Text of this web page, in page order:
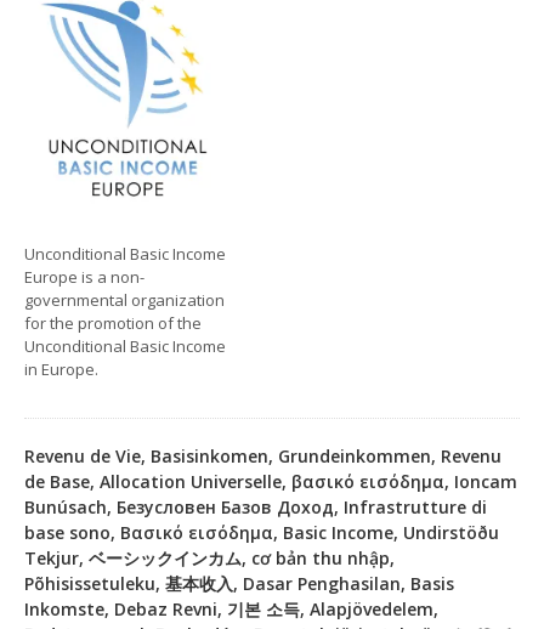
Unconditional Basic Income
Europe is a non-
governmental organization
for the promotion of the
Unconditional Basic Income
in Europe.
Revenu de Vie, Basisinkomen, Grundeinkommen, Revenu
de Base, Allocation Universelle, βασικό εισόδημα, Ioncam
Bunúsach, Безусловен Базов Доход, Infrastrutture di
base sono, Βασικό εισόδημα, Basic Income, Undirstöðu
Tekjur, ベーシックインカム, cơ bản thu nhập,
Põhisissetuleku, 基本收入, Dasar Penghasilan, Basis
Inkomste, Debaz Revni, 기본 소득, Alapjövedelem,